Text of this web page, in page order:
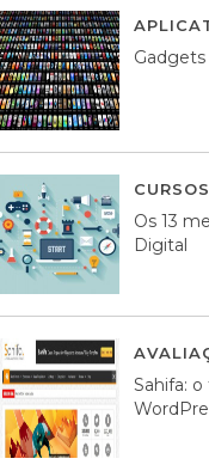
Os 13
Digital
Sahifa: